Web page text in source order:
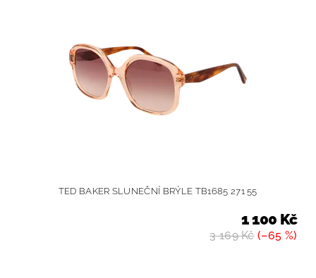
TED BAKER SLUNEČNÍ BRÝLE TB1685 271 55
3 169 Kč(–65 %)
1 100 Kč